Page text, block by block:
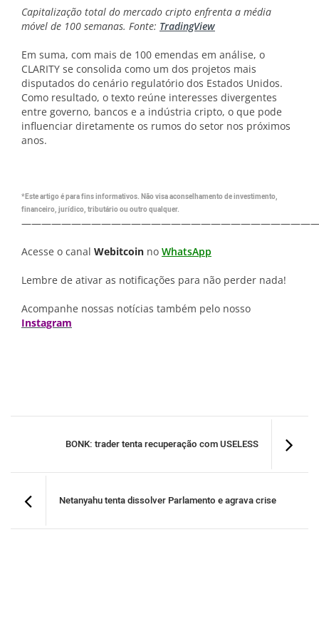
Capitalização total do mercado cripto enfrenta a média
móvel de 100 semanas. Fonte: TradingView
Em suma, com mais de 100 emendas em análise, o
CLARITY se consolida como um dos projetos mais
disputados do cenário regulatório dos Estados Unidos.
Como resultado, o texto reúne interesses divergentes
entre governo, bancos e a indústria cripto, o que pode
influenciar diretamente os rumos do setor nos próximos
anos.
*Este artigo é para fins informativos. Não visa aconselhamento de investimento,
financeiro, jurídico, tributário ou outro qualquer.
Acesse o canal Webitcoin no WhatsApp
Lembre de ativar as notificações para não perder nada!
Acompanhe nossas notícias também pelo nosso
Instagram
BONK: trader tenta recuperação com USELESS
Netanyahu tenta dissolver Parlamento e agrava crise